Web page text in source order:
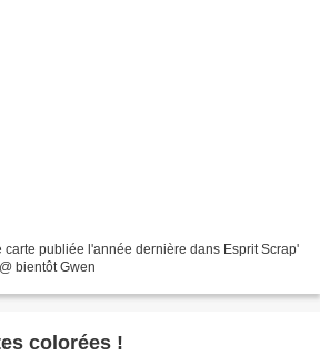
carte publiée l'année dernière dans Esprit Scrap'
bientôt Gwen
colorées !